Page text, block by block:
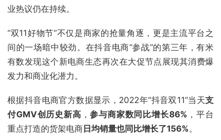
业热议仍在持续。
“双11好物节”不仅是商家的抢量角逐，更是主流平台之
间的一场暗中较劲。在抖音电商“参战”的第三年，有米
有数发现这个新电商生态再次在大促节点展现其消费爆
发力和商业化潜力。
根据抖音电商官方数据显示，2022年“抖音双11”当天支
付GMV创历史新高 ，参与商家数同比增长86% ，平台
重点打造的货架电商 日均销量也同比增长了156%。